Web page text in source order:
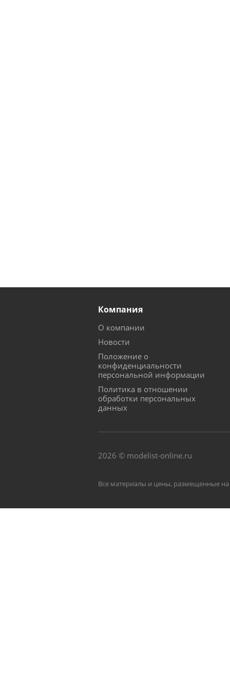
Компания
О компании
Новости
Положение о
конфиденциальности
персональной информации
Политика в отношении
обработки персональных
данных
2026 © modelist-online.ru
Все материалы и цены, размещенные на